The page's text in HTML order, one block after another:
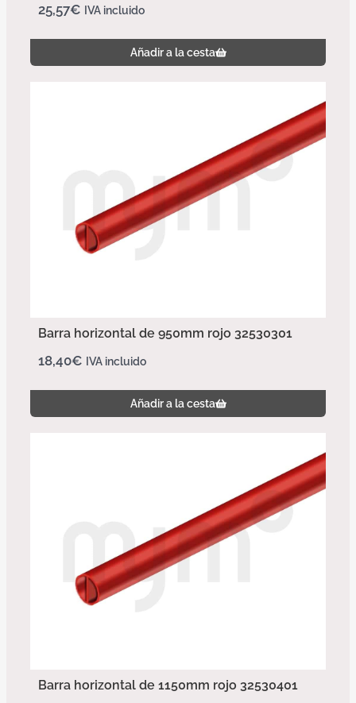
25,57€ IVA incluido
Añadir a la cesta
Barra horizontal de 950mm rojo 32530301
18,40€ IVA incluido
Añadir a la cesta
Barra horizontal de 1150mm rojo 32530401